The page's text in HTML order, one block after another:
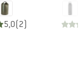
5,0(2)